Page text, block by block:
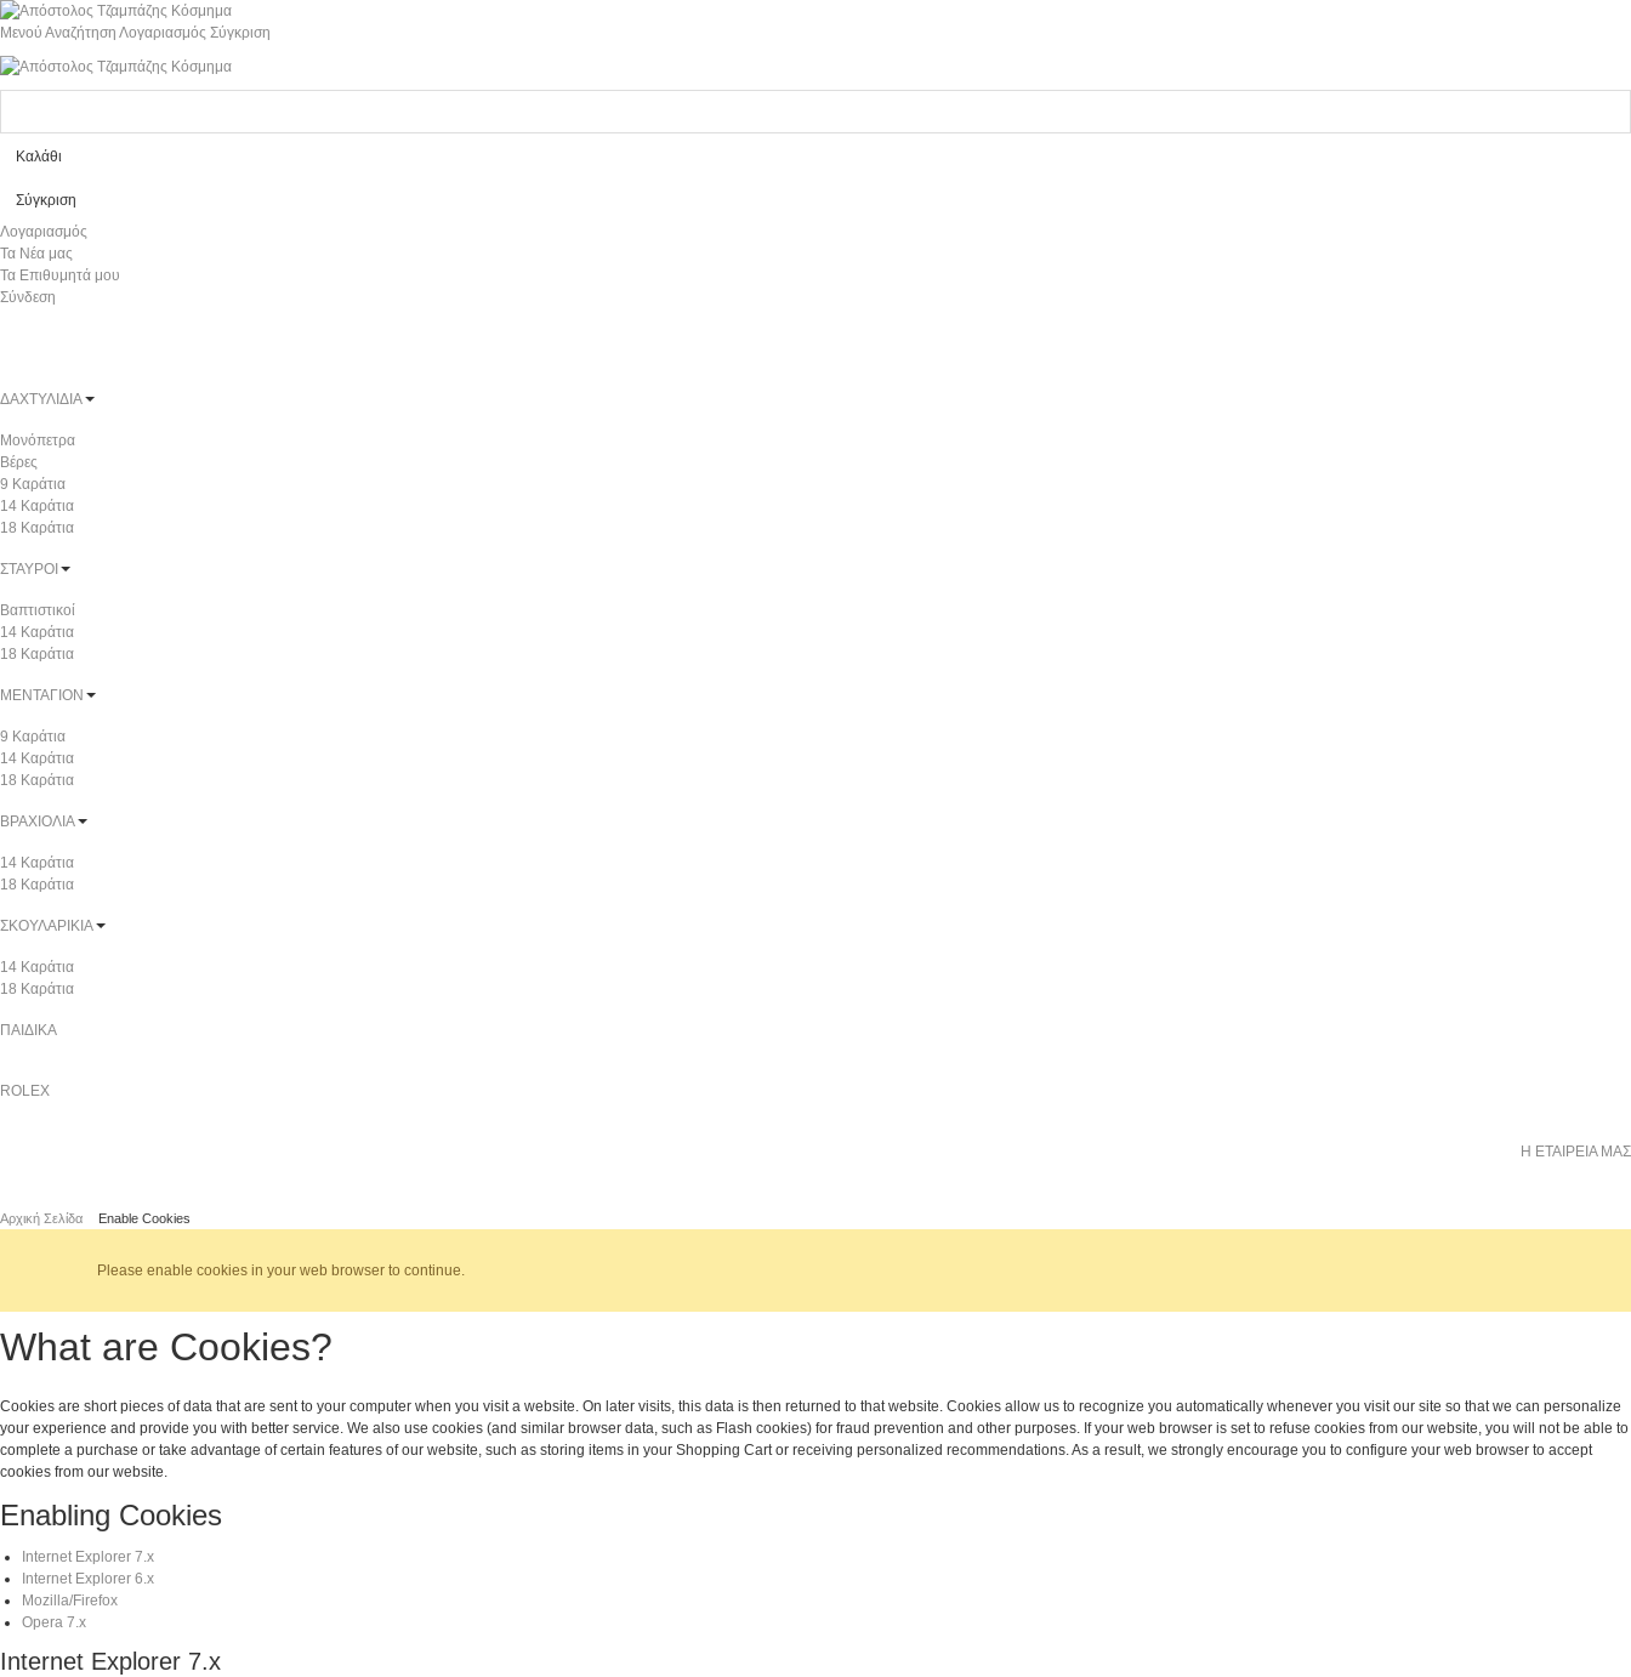
Μενού Αναζήτηση Λογαριασμός Σύγκριση
Καλάθι
Σύγκριση
Λογαριασμός
Τα Νέα μας
Τα Επιθυμητά μου
Σύνδεση
ΔΑΧΤΥΛΙΔΙΑ
Μονόπετρα
Βέρες
9 Καράτια
14 Καράτια
18 Καράτια
ΣΤΑΥΡΟΙ
Βαπτιστικοί
14 Καράτια
18 Καράτια
ΜΕΝΤΑΓΙΟΝ
9 Καράτια
14 Καράτια
18 Καράτια
ΒΡΑΧΙΟΛΙΑ
14 Καράτια
18 Καράτια
ΣΚΟΥΛΑΡΙΚΙΑ
14 Καράτια
18 Καράτια
ΠΑΙΔΙΚΑ
ROLEX
Η ΕΤΑΙΡΕΙΑ ΜΑΣ
Αρχική Σελίδα Enable Cookies
Please enable cookies in your web browser to continue.
What are Cookies?
Cookies are short pieces of data that are sent to your computer when you visit a website. On later visits, this data is then returned to that website. Cookies allow us to recognize you automatically whenever you visit our site so that we can personalize
your experience and provide you with better service. We also use cookies (and similar browser data, such as Flash cookies) for fraud prevention and other purposes. If your web browser is set to refuse cookies from our website, you will not be able to
complete a purchase or take advantage of certain features of our website, such as storing items in your Shopping Cart or receiving personalized recommendations. As a result, we strongly encourage you to configure your web browser to accept
cookies from our website.
Enabling Cookies
Internet Explorer 7.x
Internet Explorer 6.x
Mozilla/Firefox
Opera 7.x
Internet Explorer 7.x